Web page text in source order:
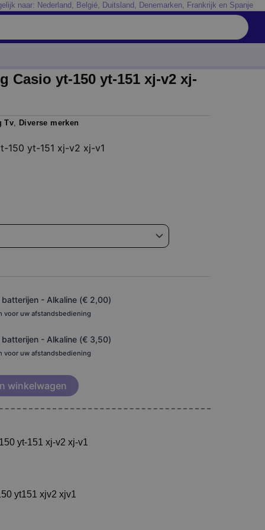
naar: Nederland, Belgié, Duitsland, Denemarken, Frankrijk en Spanje
Casio yt-150 yt-151 xj-v2 xj-
Tv, Diverse merken
150 yt-151 xj-v2 xj-v1
- Alkaline (€ 2,00)
voor uw afstandsbediening
- Alkaline (€ 3,50)
voor uw afstandsbediening
winkelwagen
yt-151 xj-v2 xj-v1
yt151 xjv2 xjv1